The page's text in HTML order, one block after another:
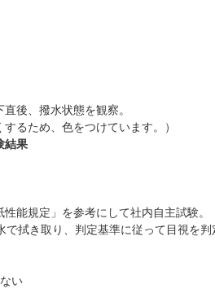
後、撥水状態を観察。
するため、色をつけています。）
結果
能規定」を参考にして社内自主試験。
拭き取り、判定基準に従って目視を判
い